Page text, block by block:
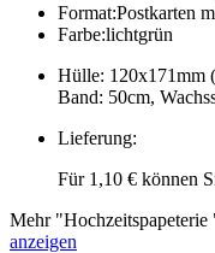
Format:Postkarten
Farbe:lichtgrün
Hülle: 120x171mm
Band: 50cm,
Lieferung:
Für 1,10 € können
Mehr"
anzeigen